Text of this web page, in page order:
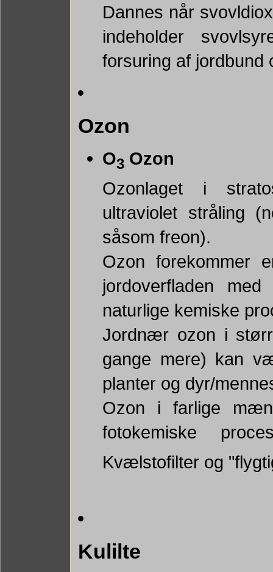
Dannes når
indeholder
forsuring af jordbund
Ozon
O3 Ozon
Ozonlaget i
ultraviolet stråling
såsom freon).
Ozon forekommer
jordoverfladen
naturlige kemiske
Jordnær ozon i
gange mere) kan
planter og dyr/
Ozon i farlige
fotokemiske
Kvælstofilter og
Kulilte